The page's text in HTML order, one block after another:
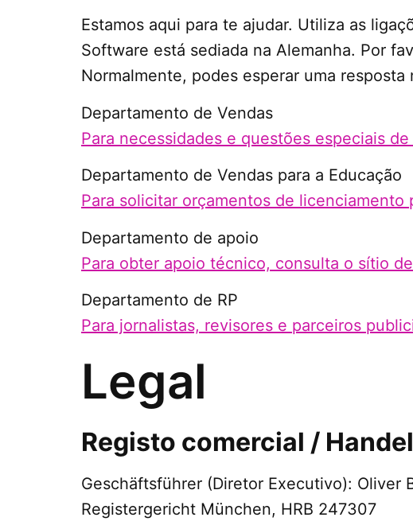
Estamos aqui para te ajudar. Utiliza as
Software está sediada na Alemanha. Por
Normalmente, podes esperar uma
Departamento de Vendas
Para necessidades e questões especiais
Departamento de Vendas para a Educação
Para solicitar orçamentos de
Departamento de apoio
Para obter apoio técnico, consulta o sítio
Departamento de RP
Para jornalistas, revisores e parceiros
Legal
Registo comercial /
Geschäftsführer (Diretor Executivo): Oliver
Registergericht München, HRB 247307